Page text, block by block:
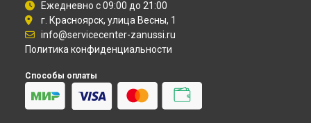
Самаре
Замена шнура питания морозильной камеры Zanussi в
Омске
Замена шнура питания морозильной камеры Zanussi в
Замена шнура питания морозильной камеры Zanussi в
Замена шнура питания морозильной камеры Zanussi в
Ежедневно с 09:00 до 21:00
г. Красноярск, улица Весны, 1
info@servicecenter-zanussi.ru
Политика конфиденциальности
Способы оплаты